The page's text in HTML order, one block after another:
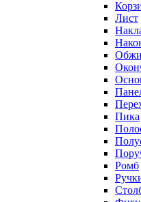
Лист
Пика
Ромб